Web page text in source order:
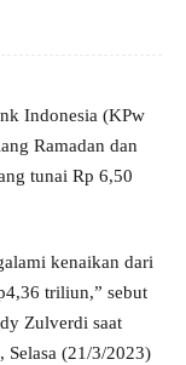
Indonesia (KPw
Ramadan dan
tunai Rp 6,50
kenaikan dari
triliun,” sebut
Zulverdi saat
(21/3/2023)